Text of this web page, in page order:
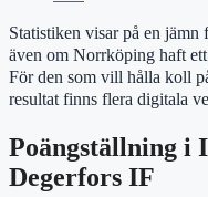
Statistiken visar på en
även om Norrköping haft ett
För den som vill hålla koll
resultat finns flera digitala
Poängställning i
Degerfors IF